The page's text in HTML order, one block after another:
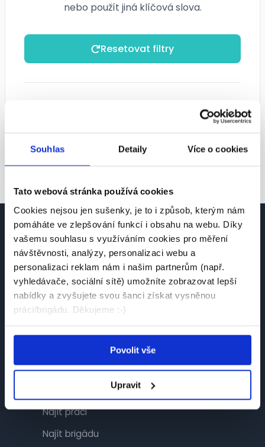
Souhlas Detaily Více o cookies
Tato webová stránka používá cookies
Cookies nejsou jen sušenky, je to i způsob, kterým nám
pomáháte ve zlepšování funkcí i obsahu na webu. Díky
vašemu souhlasu s využíváním cookies pro měření
návštěvnosti, analýzy, personalizaci webu a
personalizaci reklam nám i našim partnerům (např.
vyhledávače, sociální sítě) umožníte zobrazovat lepší
nabídky a zvyšujete svou šanci získat vysněnou
práci/brigádu. Děkujeme :-)
Povolit vše
Upravit
nebo použít jiná klíčová slova.
Resetovat filtry
• Rozšiřte geografické vyhledávání
Česká platforma pro hledání práce a talentů.
Spojujeme kandidáty se zaměstnavateli.
Najít práci
Najít brigádu